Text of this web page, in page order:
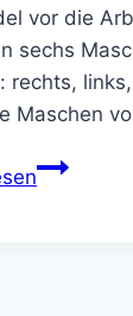
vor die
sechs
rechts,
Maschen
Criss-